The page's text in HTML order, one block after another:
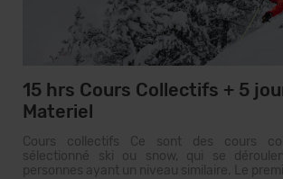
15 hrs Cours Collectifs + 5
Materiel
Cours collectifs Ce sont des cours
sélectionné ski ou snow, qui se
personnes ayant un niveau similaire. Le